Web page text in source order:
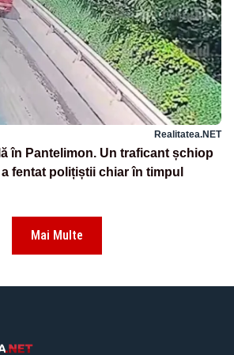
Realitatea.NET
în Pantelimon. Un traficant șchiop
fentat polițiștii chiar în timpul
Mai Multe